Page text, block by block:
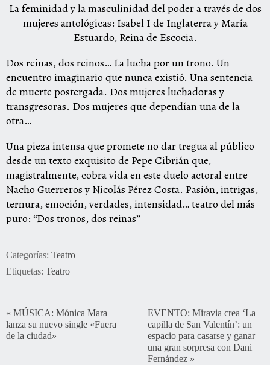
La feminidad y la masculinidad del poder a través de dos
mujeres antológicas: Isabel I de Inglaterra y María
Estuardo, Reina de Escocia.
Dos reinas, dos reinos… La lucha por un trono. Un
encuentro imaginario que nunca existió. Una sentencia
de muerte postergada. Dos mujeres luchadoras y
transgresoras. Dos mujeres que dependían una de la
otra…
Una pieza intensa que promete no dar tregua al público
desde un texto exquisito de Pepe Cibrián que,
magistralmente, cobra vida en este duelo actoral entre
Nacho Guerreros y Nicolás Pérez Costa. Pasión, intrigas,
ternura, emoción, verdades, intensidad… teatro del más
puro: “Dos tronos, dos reinas”
Categorías: Teatro
Etiquetas: Teatro
« MÚSICA: Mónica Mara
lanza su nuevo single «Fuera
de la ciudad»
EVENTO: Miravia crea ‘La
capilla de San Valentín’: un
espacio para casarse y ganar
una gran sorpresa con Dani
Fernández »